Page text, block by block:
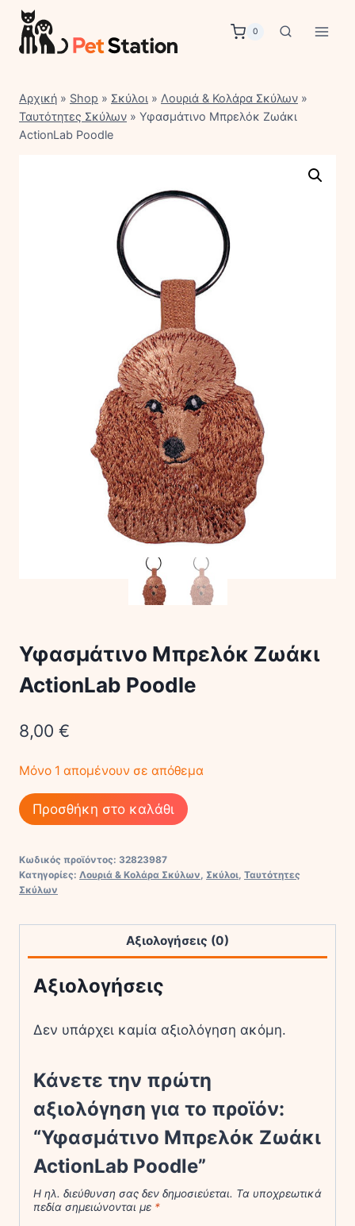
Skip
content
0
Αρχική » Shop » Σκύλοι » Λουριά & Κολάρα Σκύλων »
Ταυτότητες Σκύλων » Υφασμάτινο Μπρελόκ Ζωάκι
ActionLab Poodle
Υφασμάτινο Μπρελόκ Ζωάκι
ActionLab Poodle
8,00 €
Μόνο 1 απομένουν σε απόθεμα
Υφασμάτινο
Μπρελόκ
ActionLab
Poodle
Προσθήκη στο καλάθι
Κωδικός προϊόντος: 32823987
Κατηγορίες: Λουριά & Κολάρα Σκύλων Σκύλοι Ταυτότητες
Σκύλων
Αξιολογήσεις (0)
Αξιολογήσεις
Δεν υπάρχει καμία αξιολόγηση ακόμη.
Κάνετε την πρώτη
αξιολόγηση για το προϊόν:
“Υφασμάτινο Μπρελόκ Ζωάκι
ActionLab Poodle”
Η ηλ. διεύθυνση σας δεν δημοσιεύεται. Τα υποχρεωτικά
πεδία σημειώνονται με *